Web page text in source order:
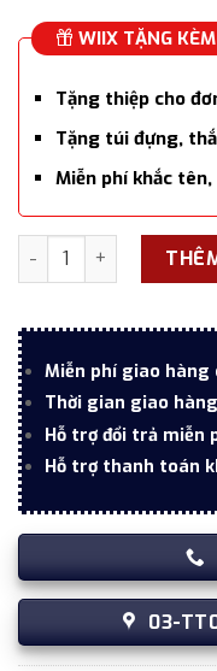
WIIX TẶNG KÈM
Tặng thiệp cho
Tặng túi đựng,
Miễn phí khắc
Hộp quà bút ký
Miễn phí giao hàng
Thời gian giao
Hỗ trợ đổi trả miễn
Hỗ trợ thanh toán
03-